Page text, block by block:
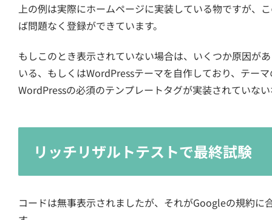
上の例は実際にホームページに実装している物ですが、
ば問題なく登録ができています。
もしこのとき表示されていない場合は、いくつか原因が
いる、もしくはWordPressテーマを自作しており、テー
WordPressの必須のテンプレートタグが実装されていな
リッチリザルトテストで最終試験
コードは無事表示されましたが、それがGoogleの規約